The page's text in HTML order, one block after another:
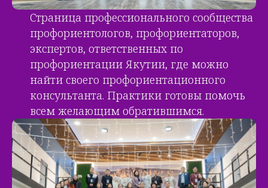
Страница профессионального сообщества
профориентологов, профориентаторов,
экспертов, ответственных по
профориентации Якутии, где можно
найти своего профориентационного
консультанта. Практики готовы помочь
всем желающим обратившимся.